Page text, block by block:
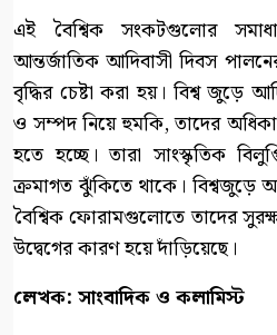
এই বৈশ্বিক সংকটগুলোর
আন্তর্জাতিক আদিবাসী দিবস
বৃদ্ধির চেষ্টা করা হয়। বিশ্ব জুড়ে
ও সম্পদ নিয়ে হুমকি, তাদের অধিকার
হতে হচ্ছে। তারা সাংস্কৃতিক
ক্রমাগত ঝুঁকিতে থাকে। বিশ্বজুড়ে
বৈশ্বিক ফোরামগুলোতে তাদের
উদ্বেগের কারণ হয়ে দাঁড়িয়েছে।
লেখক: সাংবাদিক ও কলামিস্ট